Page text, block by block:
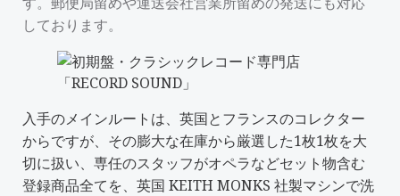
しております。
入手のメインルートは、英国とフランスのコレクター
からですが、その膨大な在庫から厳選した1枚1枚を大
切に扱い、専任のスタッフがオペラなどセット物含む
登録商品全てを、英国 KEITH MONKS 社製マシンで洗